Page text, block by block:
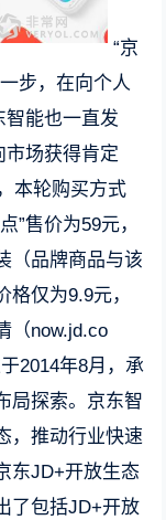
“京
步，在向个人
智能也一直发
市场获得肯定
本轮购买方式
”售价为59元，
（品牌商品与该
仅为9.9元，
（now.jd.co
2014年8月，承
局探索。京东智
，推动行业快速
东JD+开放生态
了包括JD+开放